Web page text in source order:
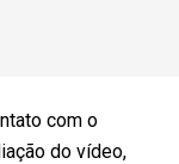
com o
do vídeo,